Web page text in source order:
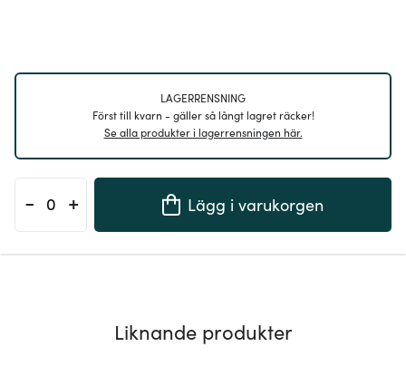
LAGERRENSNING
Först till kvarn - gäller så långt lagret räcker!
Se alla produkter i lagerrensningen här.
- + Lägg i varukorgen
Liknande produkter